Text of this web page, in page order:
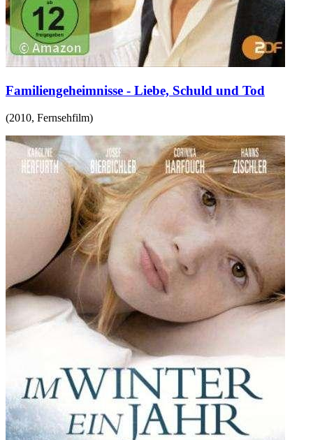
Familiengeheimnisse - Liebe, Schuld und Tod
(2010, Fernsehfilm)